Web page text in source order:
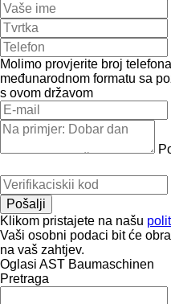
Molimo provjerite broj
međunarodnom formatu sa
s ovom državom
Klikom pristajete na našu
Vaši osobni podaci bit će
na vaš zahtjev.
Oglasi AST Baumaschinen
Pretraga